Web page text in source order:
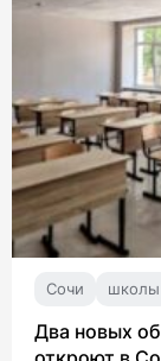
Сочи школы
Два новых